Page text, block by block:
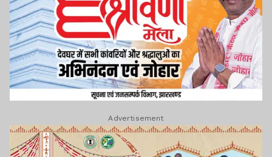
Advertisement